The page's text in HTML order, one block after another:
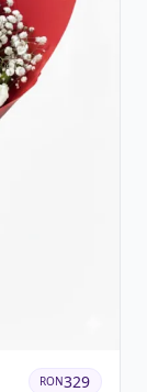
RON329